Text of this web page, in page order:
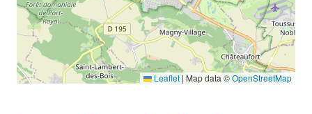
Leaflet | Map data ©OpenStreetMap